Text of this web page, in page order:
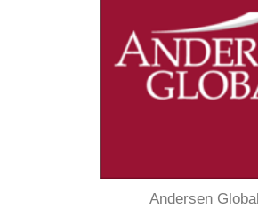
Andersen Global